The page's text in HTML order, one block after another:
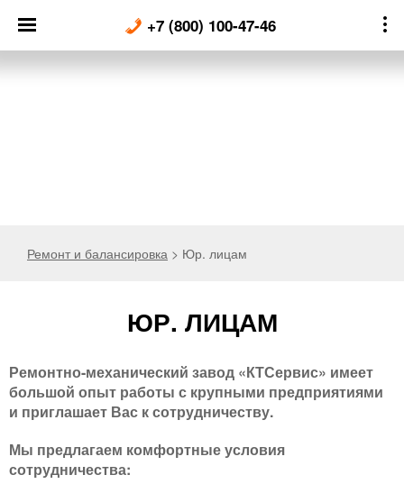
content
+7 (800) 100-47-46
Ремонт и балансировка > Юр. лицам
ЮР. ЛИЦАМ
Ремонтно-механический завод «КТСервис» имеет
большой опыт работы с крупными предприятиями
и приглашает Вас к сотрудничеству.
Мы предлагаем комфортные условия
сотрудничества: